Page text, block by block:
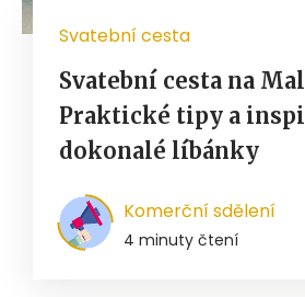
Svatební cesta
Svatební cesta na
Praktické tipy a
dokonalé líbánky
Komerční sdělení
4 minuty čtení